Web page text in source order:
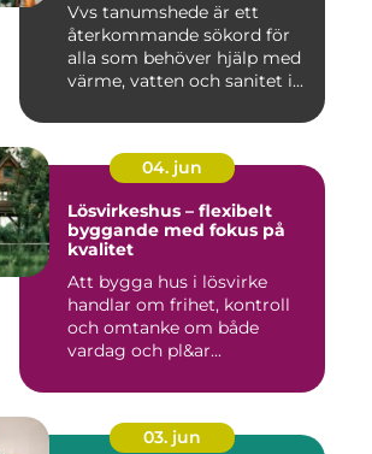
Vvs tanumshede är ett
återkommande sökord för
alla som behöver hjälp med
värme, vatten och sanitet i...
04. jun
Lösvirkeshus – flexibelt
byggande med fokus på
kvalitet
Att bygga hus i lösvirke
handlar om frihet, kontroll
och omtanke om både
vardag och pl&ar...
03. jun